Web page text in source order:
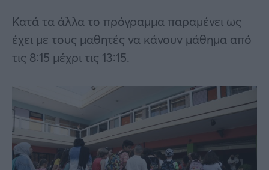
Κατά τα άλλα το πρόγραμμα παραμένει ως
έχει με τους μαθητές να κάνουν μάθημα από
τις 8:15 μέχρι τις 13:15.